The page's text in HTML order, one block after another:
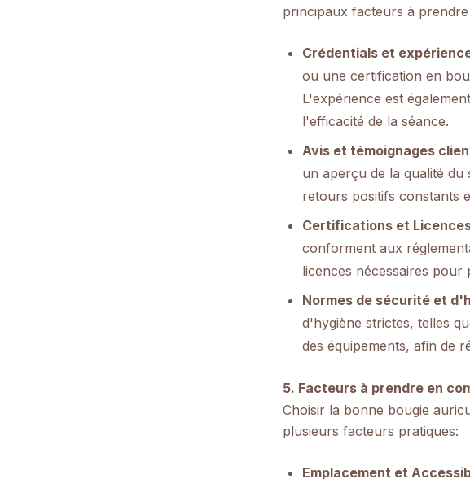
principaux facteurs à
Crédentials et
ou une certification en
L'expérience est
l'efficacité de la séance.
Avis et témoignages
un aperçu de la qualité du
retours positifs constants
Certifications et
conforment aux
licences nécessaires pour
Normes de sécurité et
d'hygiène strictes, telles
des équipements, afin de
5. Facteurs à prendre en
Choisir la bonne bougie
plusieurs facteurs pratiques:
Emplacement et